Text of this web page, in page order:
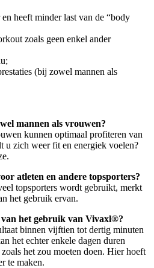
heeft minder last van de “body
zoals geen enkel ander
(bij zowel mannen als
mannen als vrouwen?
kunnen optimaal profiteren van
zich weer fit en energiek voelen?
atleten en andere topsporters?
topsporters wordt gebruikt, merkt
het gebruik ervan.
het gebruik van Vivaxl®?
binnen vijftien tot dertig minuten
het echter enkele dagen duren
het zou moeten doen. Hier hoeft
te maken.